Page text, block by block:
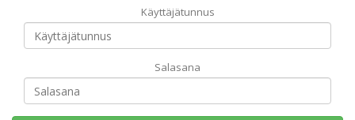
Käyttäjätunnus
Salasana